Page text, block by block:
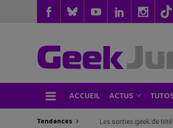
ACCUEIL ACTUS
Tendances Les sorties geek de